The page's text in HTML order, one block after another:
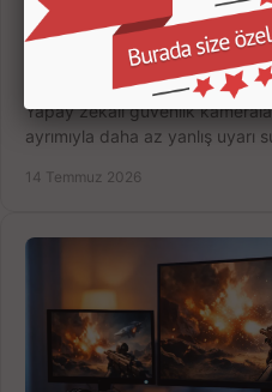
Yapay Zekalı Güvenlik
Yapay zekalı güvenlik
ayrımıyla daha az yanlış
14 Temmuz 2026